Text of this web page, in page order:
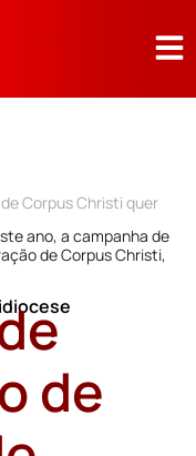
Corpus Christi quer
ano, a campanha de
de Corpus Christi,
de